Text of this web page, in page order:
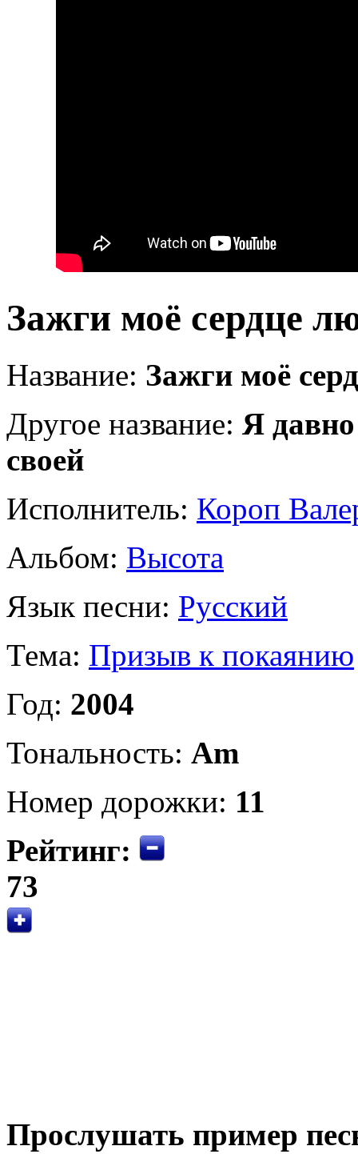
Зажги моё сердце
Название: Зажги моё
Другое название: Я
своей
Исполнитель: Короп
Альбом: Высота
Язык песни: Русский
Тема: Призыв к покаянию
Год: 2004
Тональность: Am
Номер дорожки: 11
Рейтинг:
73
Прослушать пример